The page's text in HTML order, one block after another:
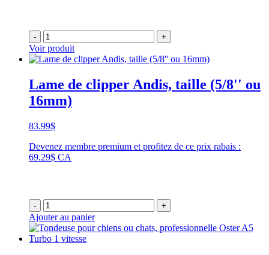
- +
Voir produit
Lame de clipper Andis, taille (5/8'' ou
16mm)
83.99$
Devenez membre premium et profitez de ce prix rabais :
69.29$ CA
- +
Ajouter au panier